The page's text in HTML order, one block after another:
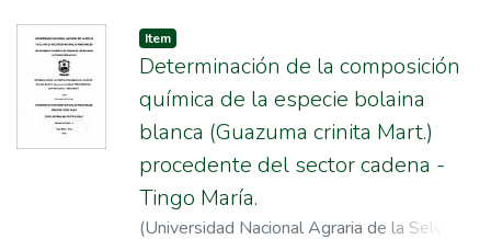
dos fases: fase de campo en el Bosque
Reservado de la Universidad Nacional
Agraria de la Selva (BRUNAS), fase de
transformación y de evaluación (Laboratorio
Taller de Aprovechamiento Forestal) de la
Universidad Nacional Agraria de la Selva en
el distrito Rupa Rupa en la región Huánuco;
se utilizó tres árboles con DAP ≥ 10 cm de
Item
Determinación de la composición
química de la especie bolaina
blanca (Guazuma crinita Mart.)
procedente del sector cadena -
Tingo María.
(Universidad Nacional Agraria de la Selva